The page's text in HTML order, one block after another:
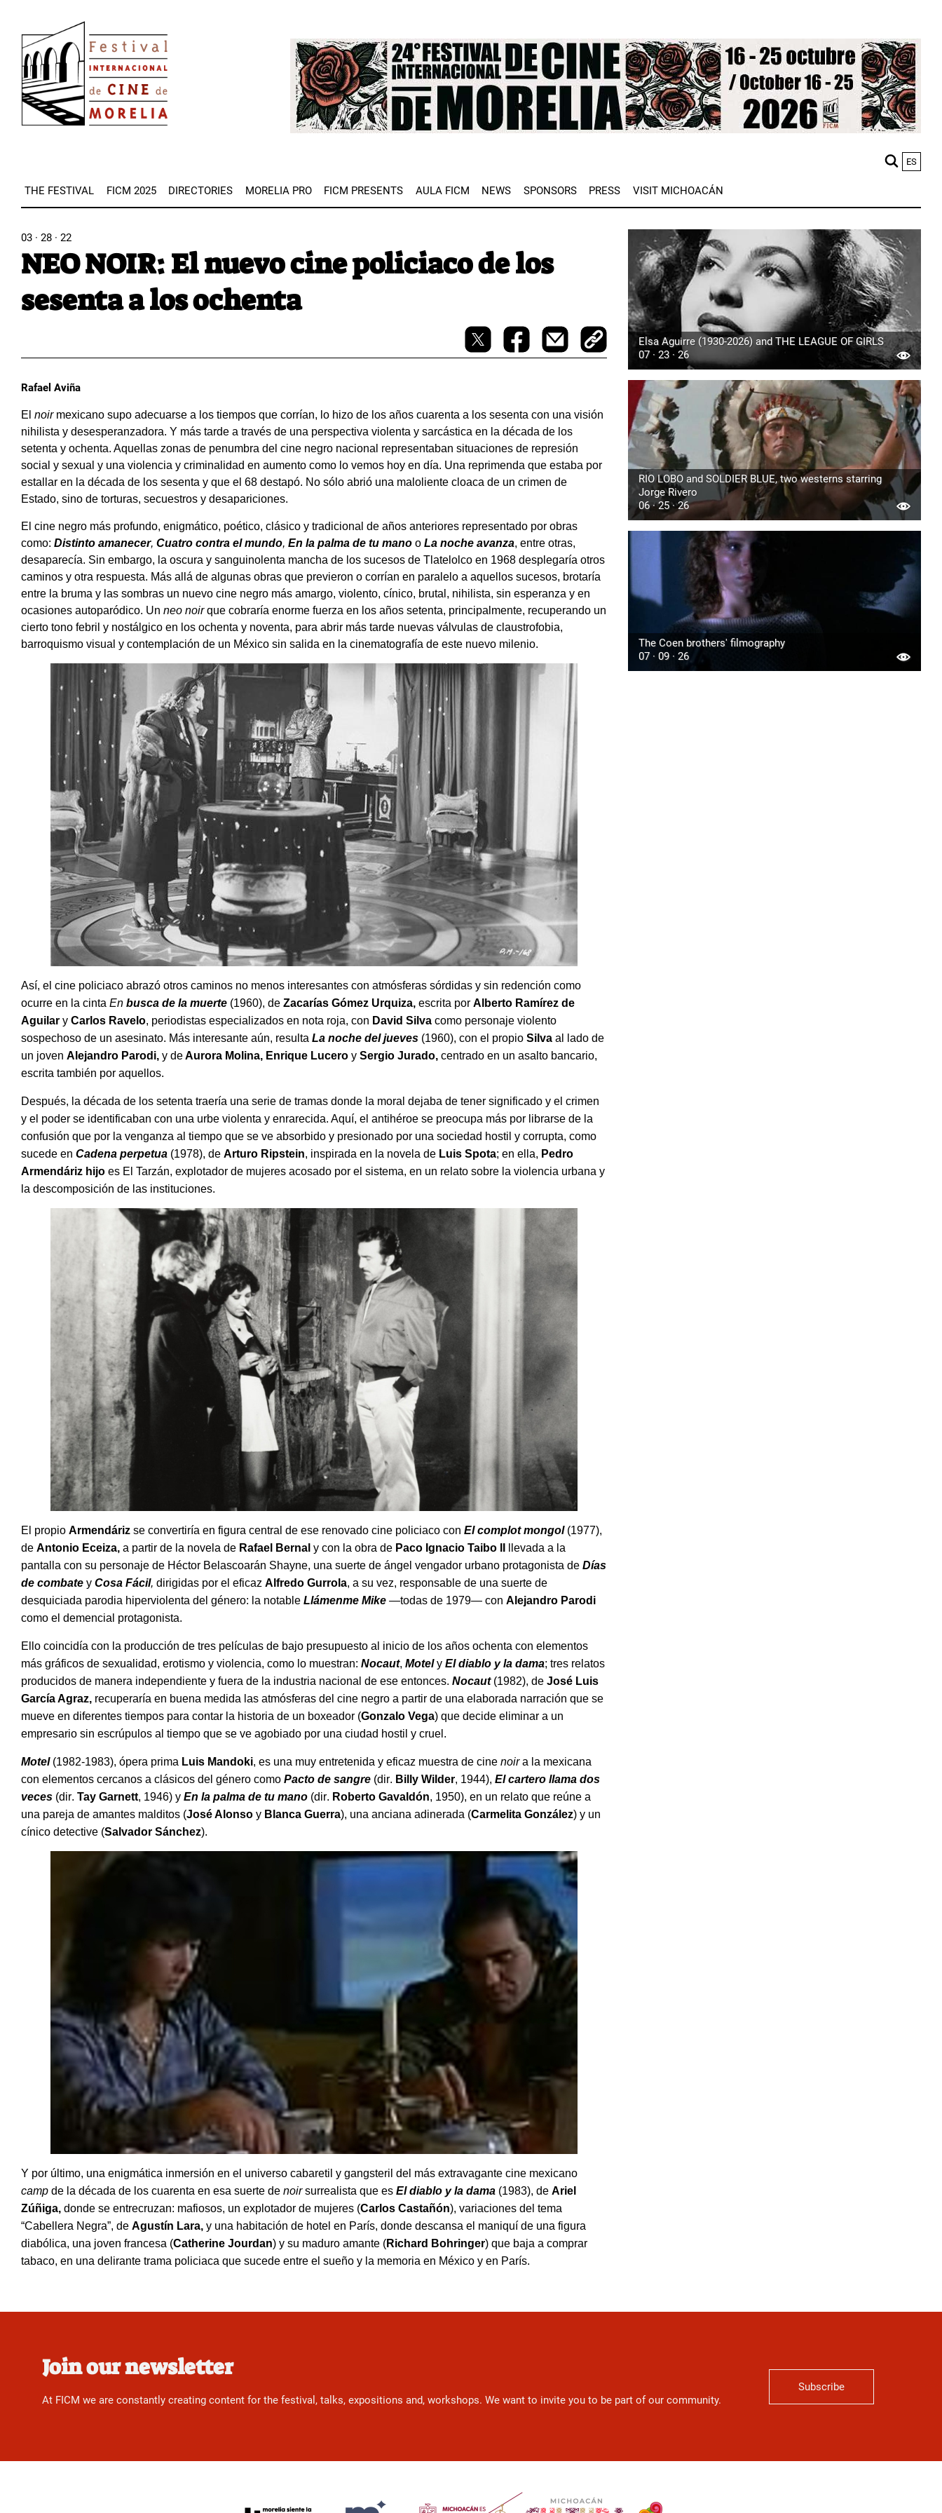
main
content
Image
ES
THE FESTIVAL FICM 2025 DIRECTORIES MORELIA PRO FICM PRESENTS AULA FICM NEWS SPONSORS PRESS VISIT MICHOACÁN
03 · 28 · 22
NEO NOIR: El nuevo cine policiaco de los
sesenta a los ochenta
Rafael Aviña
El noirmexicano supo adecuarse a los tiempos que corrían, lo hizo de los años cuarenta a los sesenta con una visión
nihilista y desesperanzadora. Y más tarde a través de una perspectiva violenta y sarcástica en la década de los
setenta y ochenta. Aquellas zonas de penumbra del cine negro nacional representaban situaciones de represión
social y sexual y una violencia y criminalidad en aumento como lo vemos hoy en día. Una reprimenda que estaba por
estallar en la década de los sesenta y que el 68 destapó. No sólo abrió una maloliente cloaca de un crimen de
Estado, sino de torturas, secuestros y desapariciones.
El cine negro más profundo, enigmático, poético, clásico y tradicional de años anteriores representado por obras
como: Distinto amanecer, Cuatro contra el mundo, En la palma de tu mano o La noche avanza, entre otras,
desaparecía. Sin embargo, la oscura y sanguinolenta mancha de los sucesos de Tlatelolco en 1968 desplegaría otros
caminos y otra respuesta. Más allá de algunas obras que previeron o corrían en paralelo a aquellos sucesos, brotaría
entre la bruma y las sombras un nuevo cine negro más amargo, violento, cínico, brutal, nihilista, sin esperanza y en
ocasiones autoparódico. Un neo noirque cobraría enorme fuerza en los años setenta, principalmente, recuperando un
cierto tono febril y nostálgico en los ochenta y noventa, para abrir más tarde nuevas válvulas de claustrofobia,
barroquismo visual y contemplación de un México sin salida en la cinematografía de este nuevo milenio.
Así, el cine policiaco abrazó otros caminos no menos interesantes con atmósferas sórdidas y sin redención como
ocurre en la cinta En busca de la muerte (1960), de Zacarías Gómez Urquiza, escrita por Alberto Ramírez de
Aguilar y Carlos Ravelo, periodistas especializados en nota roja, con David Silva como personaje violento
sospechoso de un asesinato. Más interesante aún, resulta La noche del jueves (1960), con el propio Silva al lado de
un joven Alejandro Parodi, y deAurora Molina, Enrique Lucero y Sergio Jurado, centrado en un asalto bancario,
escrita también por aquellos.
Después, la década de los setenta traería una serie de tramas donde la moral dejaba de tener significado y el crimen
y el poder se identificaban con una urbe violenta y enrarecida. Aquí, el antihéroe se preocupa más por librarse de la
confusión que por la venganza al tiempo que se ve absorbido y presionado por una sociedad hostil y corrupta, como
sucede en Cadena perpetua (1978), de Arturo Ripstein, inspirada en la novela de Luis Spota; en ella, Pedro
Armendáriz hijo es El Tarzán, explotador de mujeres acosado por el sistema, en un relato sobre la violencia urbana y
la descomposición de las instituciones.
El propio Armendáriz se convertiría en figura central de ese renovado cine policiaco con El complot mongol(1977),
de Antonio Eceiza, a partir de la novela de Rafael Bernal y con la obra de Paco Ignacio Taibo II
llevada a la
pantalla con su personaje de Héctor Belascoarán Shayne, una suerte de ángel vengador urbano protagonista de Días
de combate y Cosa Fácil, dirigidas por el eficaz Alfredo Gurrola, a su vez, responsable de una suerte de
desquiciada parodia hiperviolenta del género: la notable Llámenme Mike —todas de 1979— con Alejandro Parodi
como el demencial protagonista.
Ello coincidía con la producción de tres películas de bajo presupuesto al inicio de los años ochenta con elementos
más gráficos de sexualidad, erotismo y violencia, como lo muestran: Nocaut, Motel y El diablo y la dama; tres relatos
producidos de manera independiente y fuera de la industria nacional de ese entonces. Nocaut (1982), de José Luis
García Agraz, recuperaría en buena medida las atmósferas del cine negro a partir de una elaborada narración que se
mueve en diferentes tiempos para contar la historia de un boxeador (Gonzalo Vega) que decide eliminar a un
empresario sin escrúpulos al tiempo que se ve agobiado por una ciudad hostil y cruel.
Motel (1982-1983), ópera prima Luis Mandoki, es una muy entretenida y eficaz muestra de cine noira la mexicana
con elementos cercanos a clásicos del género como Pacto de sangre (dir. Billy Wilder, 1944), El cartero llama dos
veces (dir. Tay Garnett, 1946) y En la palma de tu mano (dir. Roberto Gavaldón, 1950), en un relato que reúne a
una pareja de amantes malditos (José Alonso y Blanca Guerra), una anciana adinerada (Carmelita González) y un
cínico detective (Salvador Sánchez).
Y por último, una enigmática inmersión en el universo cabaretil y gangsteril del más extravagante cine mexicano
camp de la década de los cuarenta en esa suerte de noirsurrealista que es El diablo y la dama (1983), de Ariel
Zúñiga, donde se entrecruzan: mafiosos, un explotador de mujeres (Carlos Castañón), variaciones del tema
“Cabellera Negra”, de Agustín Lara, y una habitación de hotel en París, donde descansa el maniquí de una figura
diabólica, una joven francesa (Catherine Jourdan) y su maduro amante (Richard Bohringer) que baja a comprar
tabaco, en una delirante trama policiaca que sucede entre el sueño y la memoria en México y en París.
Elsa Aguirre (1930-2026) and THE LEAGUE OF GIRLS
07 · 23 · 26
RIO LOBO and SOLDIER BLUE, two westerns starring
Jorge Rivero
06 · 25 · 26
The Coen brothers' filmography
07 · 09 · 26
Join our newsletter
At FICM we are constantly creating content for the festival, talks, expositions and, workshops. We want to invite you to be part of our community.
Subscribe